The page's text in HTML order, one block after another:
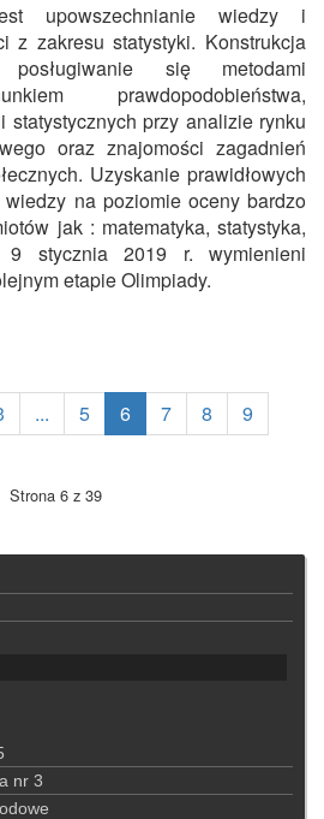
upowszechnianie wiedzy i
z zakresu statystyki. Konstrukcja
się metodami
prawdopodobieństwa,
statystycznych przy analizie rynku
oraz znajomości zagadnień
Uzyskanie prawidłowych
wiedzy na poziomie oceny bardzo
jak : matematyka, statystyka,
9 stycznia 2019 r. wymienieni
etapie Olimpiady.
... 5 6 7 8
9
Strona 6 z 39
nr 3